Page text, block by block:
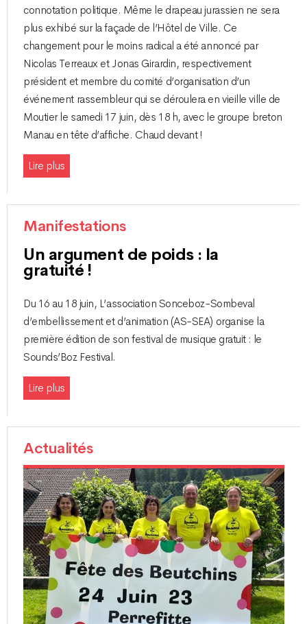
connotation politique. Même le drapeau jurassien ne sera
plus exhibé sur la façade de l’Hôtel de Ville. Ce
changement pour le moins radical a été annoncé par
Nicolas Terreaux et Jonas Girardin, respectivement
président et membre du comité d’organisation d’un
événement rassembleur qui se déroulera en vieille ville de
Moutier le samedi 17 juin, dès 18 h, avec le groupe breton
Manau en tête d’affiche. Chaud devant !
Lire plus
Manifestations
Un argument de poids : la
gratuité !
Du 16 au 18 juin, L’association Sonceboz-Sombeval
d’embellissement et d’animation (AS-SEA) organise la
première édition de son festival de musique gratuit : le
Sounds’Boz Festival.
Lire plus
Actualités